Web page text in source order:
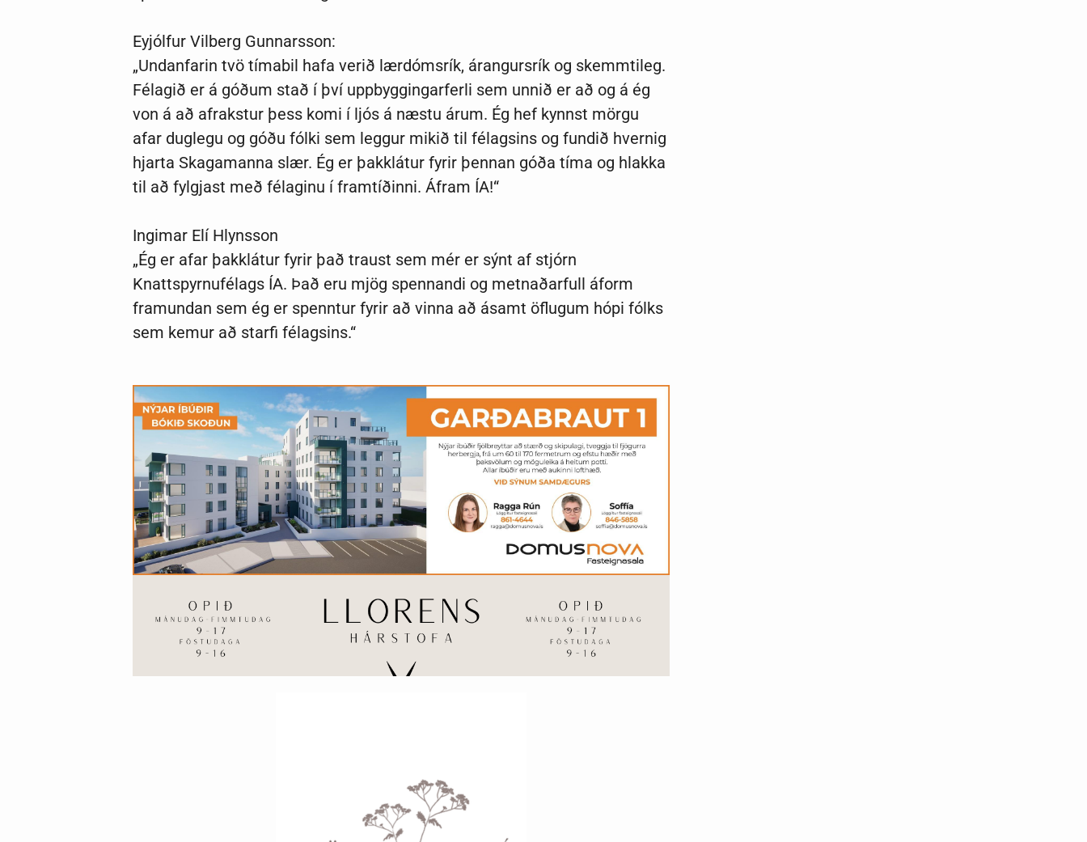
Eyjólfur Vilberg Gunnarsson:
„Undanfarin tvö tímabil hafa verið lærdómsrík, árangursrík og skemmtileg.
Félagið er á góðum stað í því uppbyggingarferli sem unnið er að og á ég
von á að afrakstur þess komi í ljós á næstu árum. Ég hef kynnst mörgu
afar duglegu og góðu fólki sem leggur mikið til félagsins og fundið hvernig
hjarta Skagamanna slær. Ég er þakklátur fyrir þennan góða tíma og hlakka
til að fylgjast með félaginu í framtíðinni. Áfram ÍA!“
Ingimar Elí Hlynsson
„Ég er afar þakklátur fyrir það traust sem mér er sýnt af stjórn
Knattspyrnufélags ÍA. Það eru mjög spennandi og metnaðarfull áform
framundan sem ég er spenntur fyrir að vinna að ásamt öflugum hópi fólks
sem kemur að starfi félagsins.“